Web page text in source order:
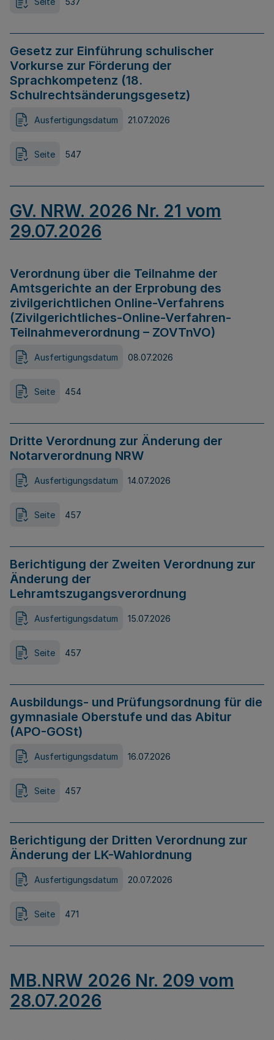
Gesetz zur Einführung schulischer
Vorkurse zur Förderung der
Sprachkompetenz (18.
Schulrechtsänderungsgesetz)
Ausfertigungsdatum 21.07.2026
Seite 547
GV. NRW. 2026 Nr. 21 vom
29.07.2026
Verordnung über die Teilnahme der
Amtsgerichte an der Erprobung des
zivilgerichtlichen Online-Verfahrens
(Zivilgerichtliches-Online-Verfahren-
Teilnahmeverordnung – ZOVTnVO)
Ausfertigungsdatum 08.07.2026
Seite 454
Dritte Verordnung zur Änderung der
Notarverordnung NRW
Ausfertigungsdatum 14.07.2026
Seite 457
Berichtigung der Zweiten Verordnung zur
Änderung der
Lehramtszugangsverordnung
Ausfertigungsdatum 15.07.2026
Seite 457
Ausbildungs- und Prüfungsordnung für die
gymnasiale Oberstufe und das Abitur
(APO-GOSt)
Ausfertigungsdatum 16.07.2026
Seite 457
Berichtigung der Dritten Verordnung zur
Änderung der LK-Wahlordnung
Ausfertigungsdatum 20.07.2026
Seite 471
MB.NRW 2026 Nr. 209 vom
28.07.2026